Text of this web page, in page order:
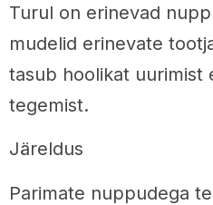
Turul on erinevad
mudelid erinevate
tasub hoolikat uurimist
tegemist.
Järeldus
Parimate nuppudega